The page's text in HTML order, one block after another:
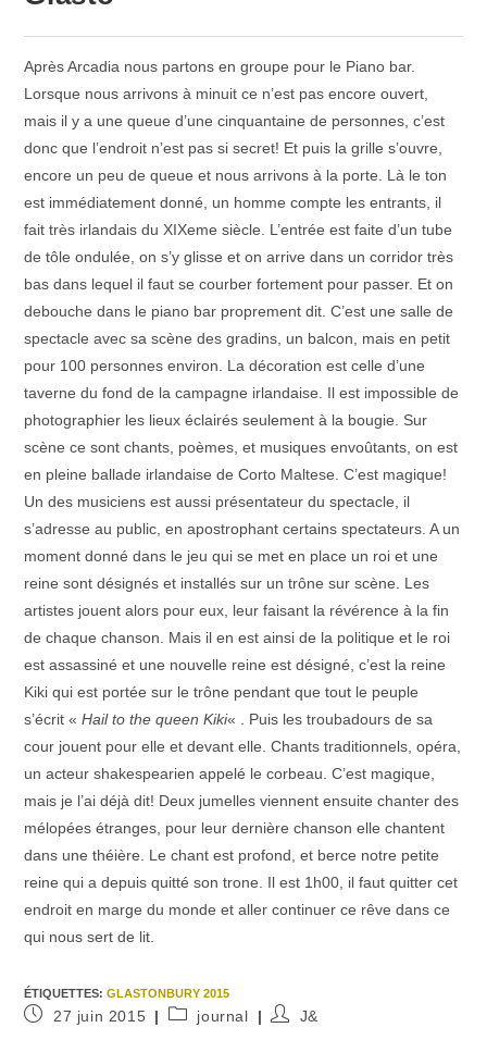
Après Arcadia nous partons en groupe pour le Piano bar.
Lorsque nous arrivons à minuit ce n’est pas encore ouvert,
mais il y a une queue d’une cinquantaine de personnes, c’est
donc que l’endroit n’est pas si secret! Et puis la grille s’ouvre,
encore un peu de queue et nous arrivons à la porte. Là le ton
est immédiatement donné, un homme compte les entrants, il
fait très irlandais du XIXeme siècle. L’entrée est faite d’un tube
de tôle ondulée, on s’y glisse et on arrive dans un corridor très
bas dans lequel il faut se courber fortement pour passer. Et on
debouche dans le piano bar proprement dit. C’est une salle de
spectacle avec sa scène des gradins, un balcon, mais en petit
pour 100 personnes environ. La décoration est celle d’une
taverne du fond de la campagne irlandaise. Il est impossible de
photographier les lieux éclairés seulement à la bougie. Sur
scène ce sont chants, poèmes, et musiques envoûtants, on est
en pleine ballade irlandaise de Corto Maltese. C’est magique!
Un des musiciens est aussi présentateur du spectacle, il
s’adresse au public, en apostrophant certains spectateurs. A un
moment donné dans le jeu qui se met en place un roi et une
reine sont désignés et installés sur un trône sur scène. Les
artistes jouent alors pour eux, leur faisant la révérence à la fin
de chaque chanson. Mais il en est ainsi de la politique et le roi
est assassiné et une nouvelle reine est désigné, c’est la reine
Kiki qui est portée sur le trône pendant que tout le peuple
s’écrit «Hail to the queen Kiki« . Puis les troubadours de sa
cour jouent pour elle et devant elle. Chants traditionnels, opéra,
un acteur shakespearien appelé le corbeau. C’est magique,
mais je l’ai déjà dit! Deux jumelles viennent ensuite chanter des
mélopées étranges, pour leur dernière chanson elle chantent
dans une théière. Le chant est profond, et berce notre petite
reine qui a depuis quitté son trone. Il est 1h00, il faut quitter cet
endroit en marge du monde et aller continuer ce rêve dans ce
qui nous sert de lit.
ÉTIQUETTES:GLASTONBURY 2015
Publication
27 juin 2015
Postjournal
Auteur/autrice
J&